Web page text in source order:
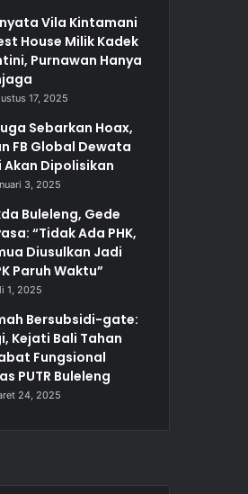
Vila Kintamani
House Milik Kadek
Purnawan Hanya
17, 2025
Sebarkan Hoax,
FB Global Dewata
Akan Dipolisikan
3, 2025
Buleleng, Gede
“Tidak Ada PHK,
Diusulkan Jadi
Paruh Waktu”
1, 2025
Bersubsidi-gate:
Kejati Bali Tahan
Fungsional
PUTR Buleleng
24, 2025